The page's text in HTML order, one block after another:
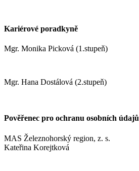
Kariérové poradkyně
Mgr. Monika Picková (1.stupeň)
Mgr. Hana Dostálová (2.stupeň)
Pověřenec pro ochranu osobních údajů
MAS Železnohorský region, z. s.
Kateřina Korejtková